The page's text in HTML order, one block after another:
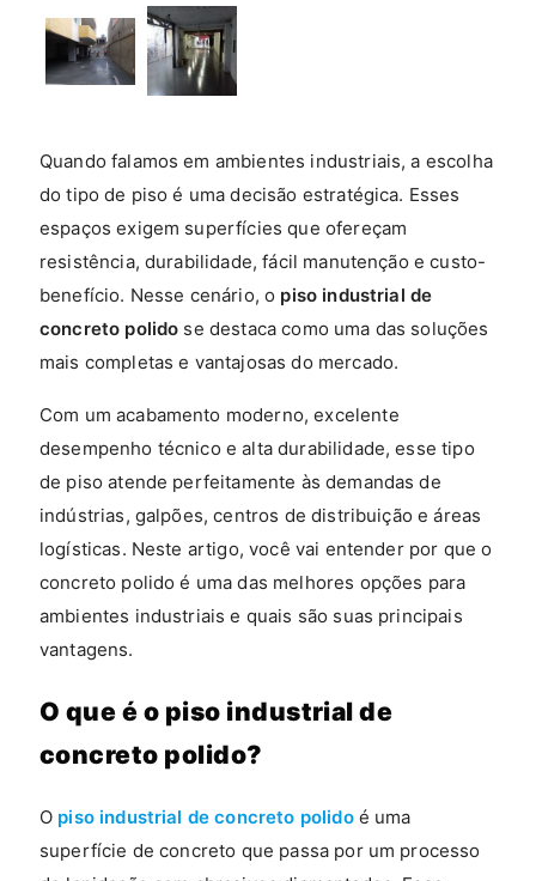
Quando falamos em ambientes industriais, a escolha
do tipo de piso é uma decisão estratégica. Esses
espaços exigem superfícies que ofereçam
resistência, durabilidade, fácil manutenção e custo-
benefício. Nesse cenário, o piso industrial de
concreto polido se destaca como uma das soluções
mais completas e vantajosas do mercado.
Com um acabamento moderno, excelente
desempenho técnico e alta durabilidade, esse tipo
de piso atende perfeitamente às demandas de
indústrias, galpões, centros de distribuição e áreas
logísticas. Neste artigo, você vai entender por que o
concreto polido é uma das melhores opções para
ambientes industriais e quais são suas principais
vantagens.
O que é o piso industrial de
concreto polido?
O piso industrial de concreto polidoé uma
superfície de concreto que passa por um processo